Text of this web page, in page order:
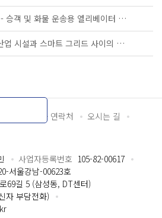
KS B ISO/TS 8100-21 - 승객 및 화물 운송용 엘리베이터 —제21부: 세계공통 필수안전요건(GESRs)을 충족하는 세계공통 안전 파라미터(GSPs)
KS C IEC TS 62872 - 산업 시설과 스마트 그리드 사이의 산업 공정 측정, 제어 및 자동화 시스템 인터페이스
담당자 연락처
오시는 길
사업자등록번호 105-82-00617
서울강남-00623호
69길 5 (삼성동, DT센터)
자 부담전화)